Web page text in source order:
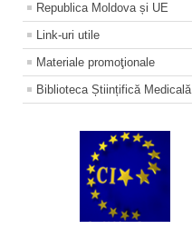
Republica Moldova și UE
Link-uri utile
Materiale promoţionale
Biblioteca Științifică Medicală